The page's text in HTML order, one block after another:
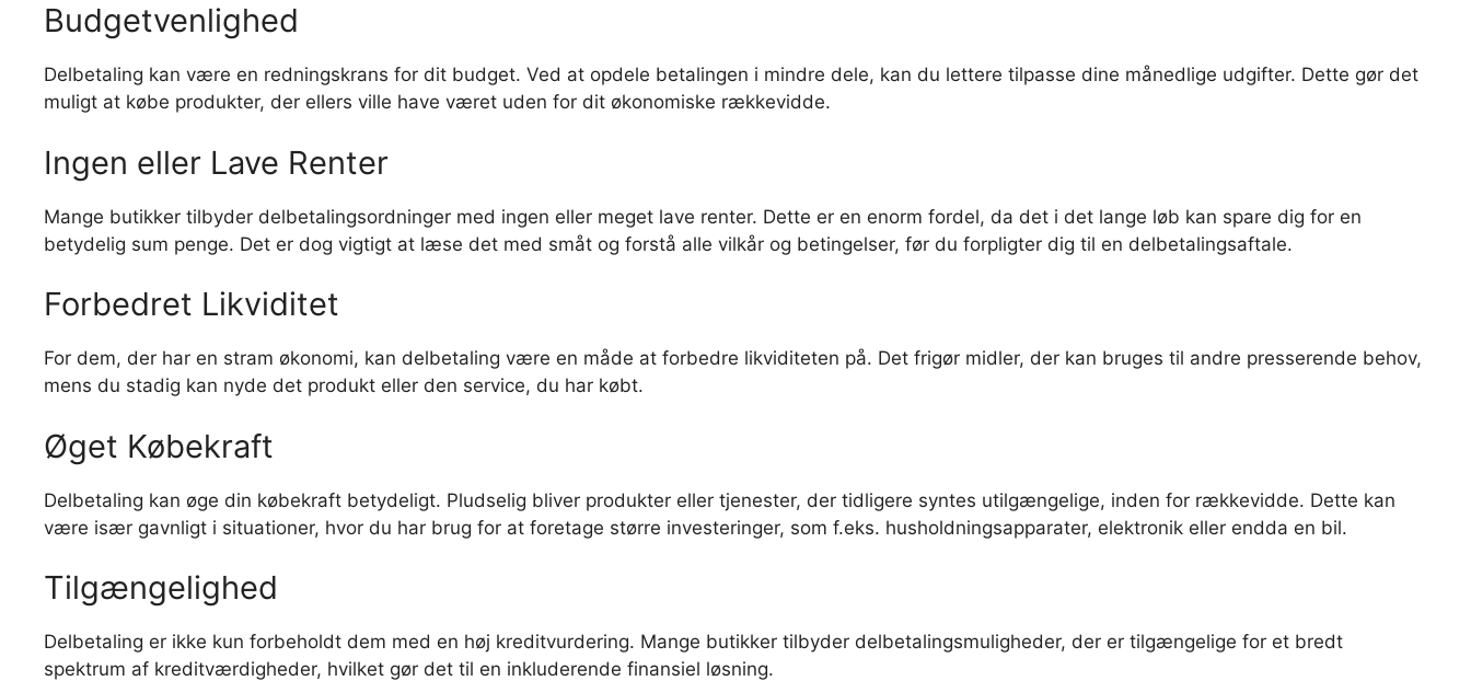
Budgetvenlighed
Delbetaling kan være en redningskrans for dit budget. Ved at opdele betalingen i mindre dele, kan du lettere tilpasse dine månedlige udgifter. Dette gør det
muligt at købe produkter, der ellers ville have været uden for dit økonomiske rækkevidde.
Ingen eller Lave Renter
Mange butikker tilbyder delbetalingsordninger med ingen eller meget lave renter. Dette er en enorm fordel, da det i det lange løb kan spare dig for en
betydelig sum penge. Det er dog vigtigt at læse det med småt og forstå alle vilkår og betingelser, før du forpligter dig til en delbetalingsaftale.
Forbedret Likviditet
For dem, der har en stram økonomi, kan delbetaling være en måde at forbedre likviditeten på. Det frigør midler, der kan bruges til andre presserende behov,
mens du stadig kan nyde det produkt eller den service, du har købt.
Øget Købekraft
Delbetaling kan øge din købekraft betydeligt. Pludselig bliver produkter eller tjenester, der tidligere syntes utilgængelige, inden for rækkevidde. Dette kan
være især gavnligt i situationer, hvor du har brug for at foretage større investeringer, som f.eks. husholdningsapparater, elektronik eller endda en bil.
Tilgængelighed
Delbetaling er ikke kun forbeholdt dem med en høj kreditvurdering. Mange butikker tilbyder delbetalingsmuligheder, der er tilgængelige for et bredt
spektrum af kreditværdigheder, hvilket gør det til en inkluderende finansiel løsning.